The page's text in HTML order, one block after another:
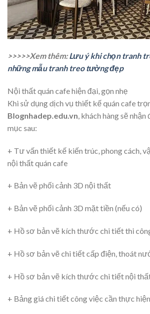
>>>>>Xem thêm:Lưu ý khi chọn tranh
những mẫu tranh treo tường đẹp
Nội thất quán cafe hiện đại, gọn nhẹ
Khi sử dụng dịch vụ thiết kế quán cafe
Blognhadep.edu.vn , khách hàng sẽ
mục sau:
+ Tư vấn thiết kế kiến trúc, phong cách,
nội thất quán cafe
+ Bản vẽ phối cảnh 3D nội thất
+ Bản vẽ phối cảnh 3D mặt tiền (nếu có)
+ Hồ sơ bản vẽ kích thước chi tiết thi
+ Hồ sơ bản vẽ chi tiết cấp điện, thoát
+ Hồ sơ bản vẽ kích thước chi tiết nội
+ Bảng giá chi tiết công việc cần thực hiện